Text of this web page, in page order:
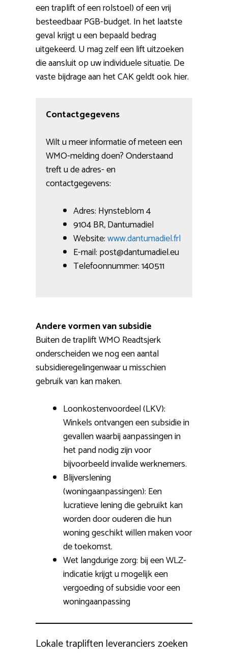
een traplift of een rolstoel) of een vrij
besteedbaar PGB-budget. In het laatste
geval krijgt u een bepaald bedrag
uitgekeerd. U mag zelf een lift uitzoeken
die aansluit op uw individuele situatie. De
vaste bijdrage aan het CAK geldt ook hier.
Contactgegevens
Wilt u meer informatie of meteen een
WMO-melding doen? Onderstaand
treft u de adres- en
contactgegevens:
Adres: Hynsteblom 4
9104 BR, Dantumadiel
Website:www.dantumadiel.frl
E-mail: post@dantumadiel.eu
Telefoonnummer: 140511
Andere vormen van subsidie
Buiten de traplift WMO Readtsjerk
onderscheiden we nog een aantal
subsidieregelingenwaar u misschien
gebruik van kan maken.
Loonkostenvoordeel (LKV):
Winkels ontvangen een subsidie in
gevallen waarbij aanpassingen in
het pand nodig zijn voor
bijvoorbeeld invalide werknemers.
Blijverslening
(woningaanpassingen): Een
lucratieve lening die gebruikt kan
worden door ouderen die hun
woning geschikt willen maken voor
de toekomst.
Wet langdurige zorg: bij een WLZ-
indicatie krijgt u mogelijk een
vergoeding of subsidie voor een
woningaanpassing
Lokale trapliften leveranciers zoeken